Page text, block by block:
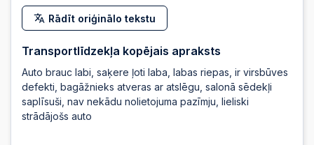
2025-06-20 21:25:56
Rādīt oriģinālo tekstu
Transportlīdzekļa kopējais apraksts
Auto brauc labi, saķere ļoti laba, labas riepas, ir virsbūves
defekti, bagāžnieks atveras ar atslēgu, salonā sēdekļi
saplīsuši, nav nekādu nolietojuma pazīmju, lieliski
strādājošs auto